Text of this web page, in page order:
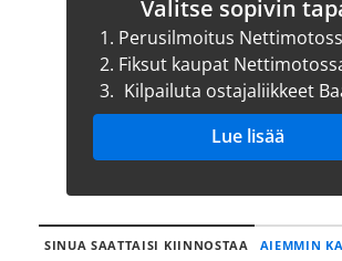
Valitse sopivin
1. Perusilmoitus
2. Fiksut kaupat
3. Kilpailuta ostajaliikkeet
Lue lisää
SINUA SAATTAISI KIINNOSTAA AIEMMIN